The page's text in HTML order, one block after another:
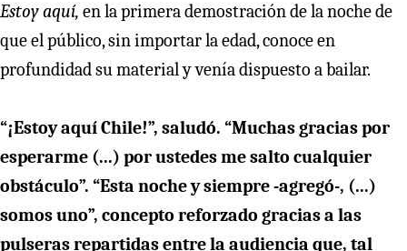
Estoy aquí, en la primera demostración de la noche de
que el público, sin importar la edad, conoce en
profundidad su material y venía dispuesto a bailar.
“¡Estoy aquí Chile!”, saludó. “Muchas gracias por
esperarme (...) por ustedes me salto cualquier
obstáculo”. “Esta noche y siempre -agregó-, (...)
somos uno”, concepto reforzado gracias a las
pulseras repartidas entre la audiencia que, tal